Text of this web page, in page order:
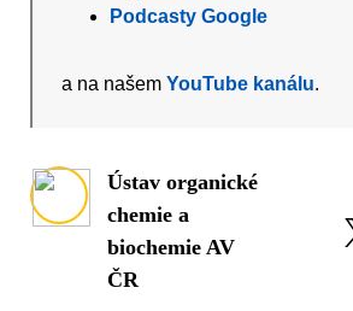
Podcasty Google
a na našemYouTube kanálu.
Ústav organické
chemie a
biochemie AV
ČR